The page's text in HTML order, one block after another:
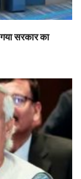
सरकार का